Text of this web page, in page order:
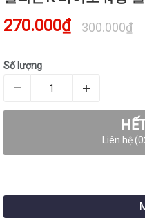
270.000₫ 300.000₫
Số lượng
– +
Liên hệ